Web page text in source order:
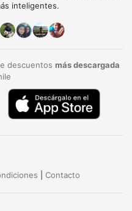
inteligentes.
descuentos más descargada
Contacto